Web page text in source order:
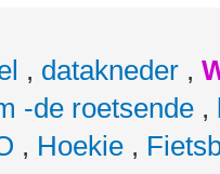
, datakneder ,
-de roetsende ,
, Hoekie ,